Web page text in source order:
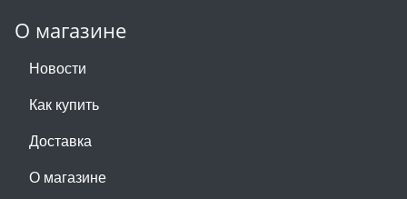
О магазине
Новости
Как купить
Доставка
О магазине